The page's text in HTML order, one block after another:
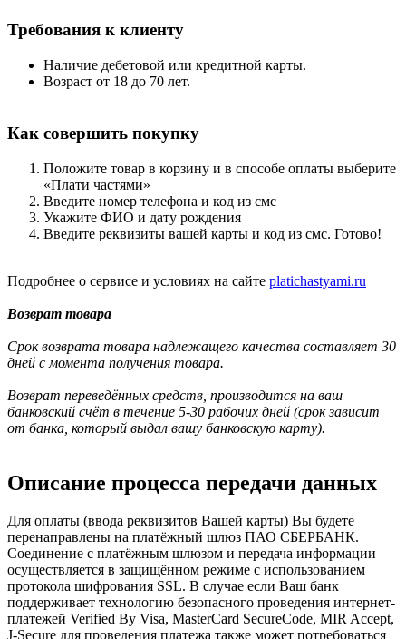
Требования к клиенту
Наличие дебетовой или кредитной карты.
Возраст от 18 до 70 лет.
Как совершить покупку
Положите товар в корзину и в способе оплаты выберите
«Плати частями»
Введите номер телефона и код из смс
Укажите ФИО и дату рождения
Введите реквизиты вашей карты и код из смс. Готово!
Подробнее о сервисе и условиях на сайте platichastyami.ru
Возврат товара
Срок возврата товара надлежащего качества составляет 30
дней с момента получения товара.
Возврат переведённых средств, производится на ваш
банковский счёт в течение 5-30 рабочих дней (срок зависит
от банка, который выдал вашу банковскую карту).
Описание процесса передачи данных
Для оплаты (ввода реквизитов Вашей карты) Вы будете
перенаправлены на платёжный шлюз ПАО СБЕРБАНК.
Соединение с платёжным шлюзом и передача информации
осуществляется в защищённом режиме с использованием
протокола шифрования SSL. В случае если Ваш банк
поддерживает технологию безопасного проведения интернет-
платежей Verified By Visa, MasterCard SecureCode, MIR Accept,
J-Secure для проведения платежа также может потребоваться